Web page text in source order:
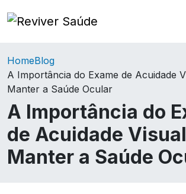
HomeBlog
A Importância do Exame de Acuidade
Manter a Saúde Ocular
A Importância do
de Acuidade
Manter a Saúde